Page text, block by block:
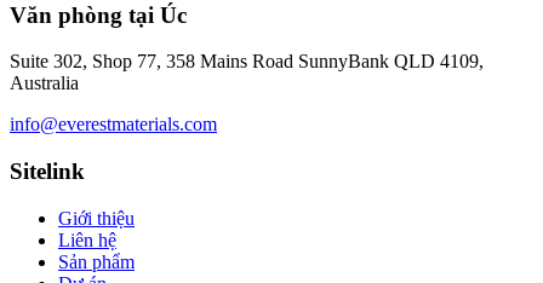
Văn phòng tại Úc
Suite 302, Shop 77, 358 Mains Road SunnyBank QLD 4109,
Australia
info@everestmaterials.com
Sitelink
Giới thiệu
Liên hệ
Sản phẩm